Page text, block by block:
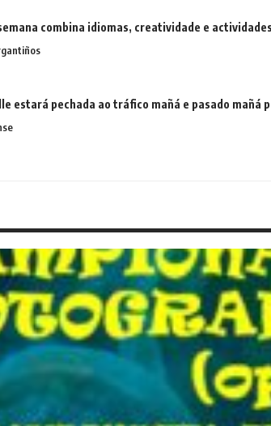
combina idiomas, creatividade e
estará pechada ao tráfico mañá e pasado mañá